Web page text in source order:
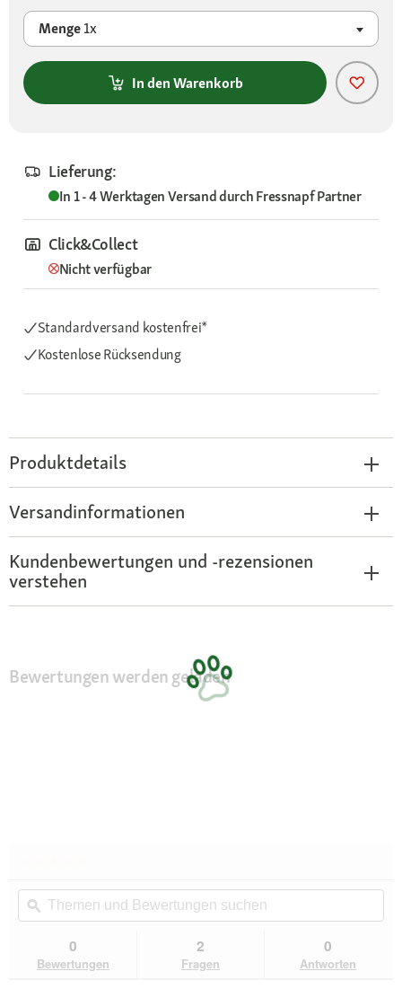
Menge1x
In den Warenkorb
Lieferung:
In 1 - 4 WerktagenVersand durchFressnapf Partner
Click&Collect
Nicht verfügbar
Standardversand kostenfrei*
Kostenlose Rücksendung
Produktdetails
Versandinformationen
Kundenbewertungen und -rezensionen
verstehen
Bewertungen werden geladen
Beurteilungswert
für
Wolters
Pro
Comfort
Themen
und
Bewertungen
ϙ
0
Bewertungen
2
Fragen
0
Antworten